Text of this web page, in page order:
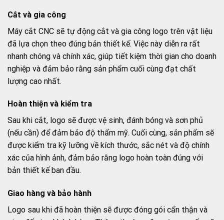
Cắt và gia công
Máy cắt CNC sẽ tự động cắt và gia công logo trên vật liệu
đã lựa chọn theo đúng bản thiết kế. Việc này diễn ra rất
nhanh chóng và chính xác, giúp tiết kiệm thời gian cho doanh
nghiệp và đảm bảo rằng sản phẩm cuối cùng đạt chất
lượng cao nhất.
Hoàn thiện và kiểm tra
Sau khi cắt, logo sẽ được vệ sinh, đánh bóng và sơn phủ
(nếu cần) để đảm bảo độ thẩm mỹ. Cuối cùng, sản phẩm sẽ
được kiểm tra kỹ lưỡng về kích thước, sắc nét và độ chính
xác của hình ảnh, đảm bảo rằng logo hoàn toàn đúng với
bản thiết kế ban đầu.
Giao hàng và bảo hành
Logo sau khi đã hoàn thiện sẽ được đóng gói cẩn thận và